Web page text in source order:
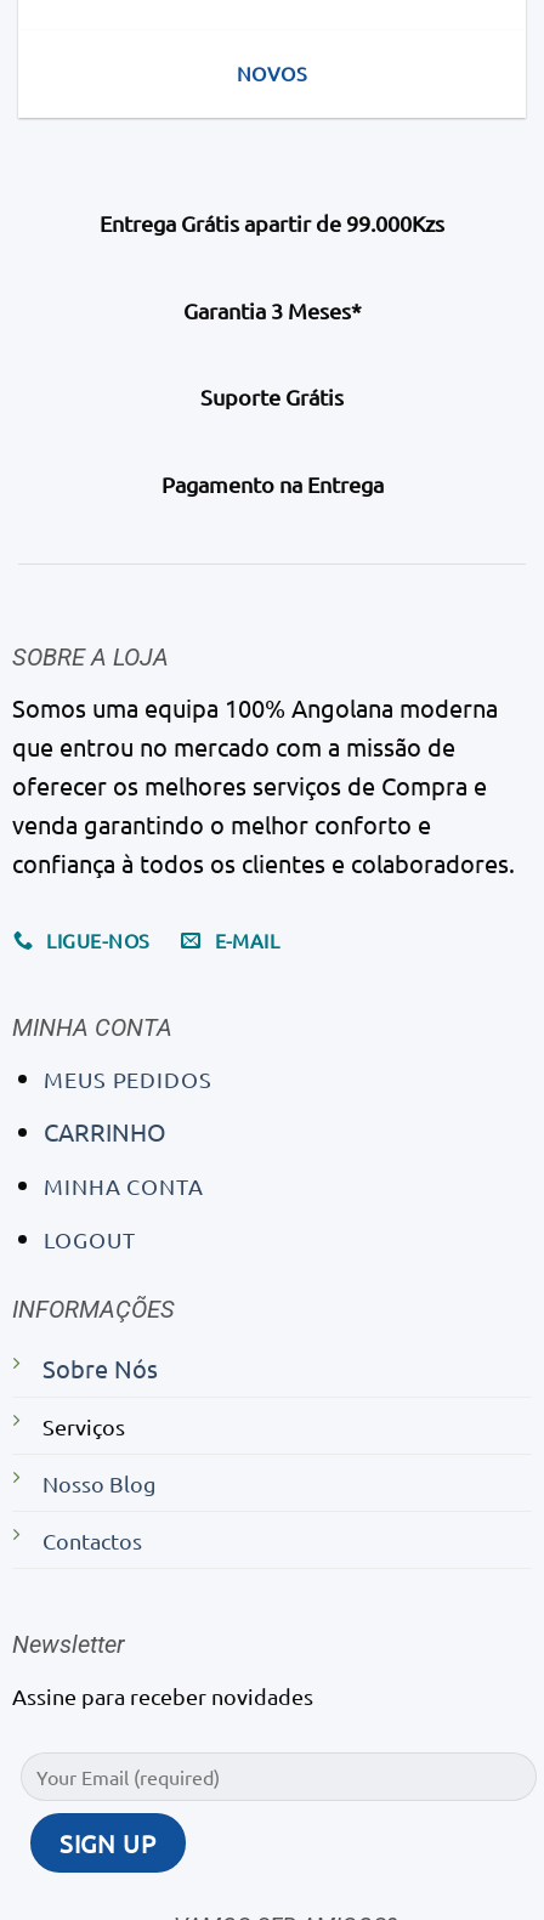
NOVOS
Entrega Grátis apartir de 99.000Kzs
Garantia 3 Meses*
Suporte Grátis
Pagamento na Entrega
SOBRE A LOJA
Somos uma equipa 100% Angolana moderna
que entrou no mercado com a missão de
oferecer os melhores serviços de Compra e
venda garantindo o melhor conforto e
confiança à todos os clientes e colaboradores.
LIGUE-NOS E-MAIL
MINHA CONTA
MEUS PEDIDOS
CARRINHO
MINHA CONTA
LOGOUT
INFORMAÇÕES
Sobre Nós
Serviços
Nosso Blog
Contactos
Newsletter
Assine para receber novidades